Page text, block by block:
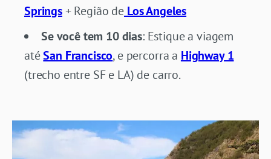
Springs+ Região deLos Angeles
Se você tem 10 dias: Estique a viagem
atéSan Francisco, e percorra a Highway 1
(trecho entre SF e LA) de carro.